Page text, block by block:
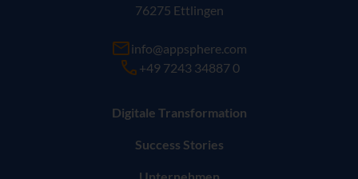
76275 Ettlingen
info@appsphere.com
+49 7243 34887 0
Digitale Transformation
Success Stories